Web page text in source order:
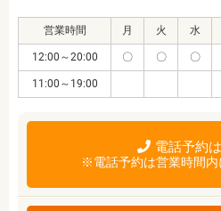
営業時間 月 火 水
12:00～20:00 〇 〇 〇
11:00～19:00
電話予約
※電話予約は営業時間内